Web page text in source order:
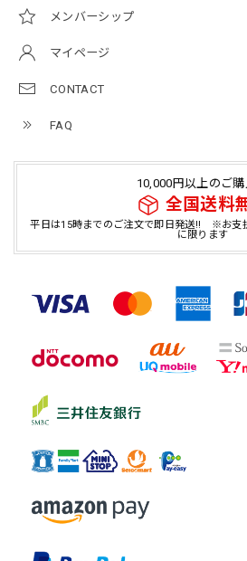
メンバーシップ
マイページ
CONTACT
FAQ
10,000円以上のご購
全国送料
平日は15時までのご注文で即日発送!! ※お支
に限ります